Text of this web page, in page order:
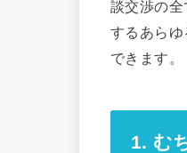
談交渉の
するあら
できます。
1. む